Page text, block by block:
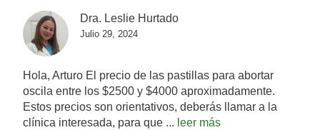
Dra. Leslie Hurtado
Julio 29, 2024
Hola, Arturo El precio de las pastillas para abortar
oscila entre los $2500 y $4000 aproximadamente.
Estos precios son orientativos, deberás llamar a la
clínica interesada, para que ... leer más